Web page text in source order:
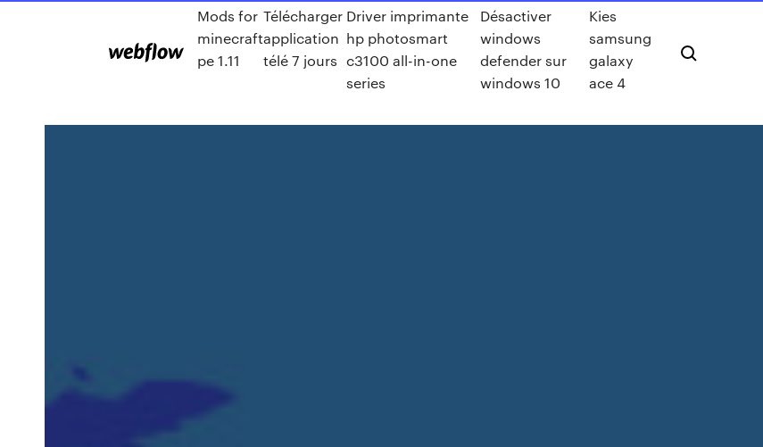
Mods for
minecraft
pe 1.11
Télécharger
application
télé 7 jours
Driver imprimante
hp photosmart
c3100 all-in-one
series
Désactiver
windows
defender sur
windows 10
Kies
samsung
galaxy
ace 4